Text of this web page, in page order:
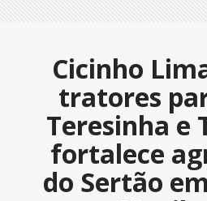
Cicinho
tratores
Teresinha e
fortalece
do Sertão